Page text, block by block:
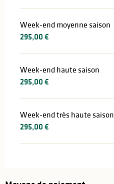
Week-end moyenne saison
295,00 €
Week-end haute saison
295,00 €
Week-end très haute saison
295,00 €